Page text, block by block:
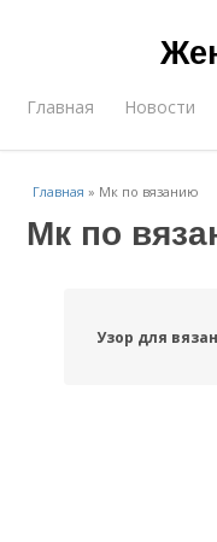
Главная Новости
Главная » Мк по вязанию
Мк по
Узор для